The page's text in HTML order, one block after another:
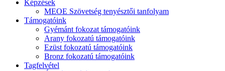
Képzések
MEOE Szövetség tenyésztői tanfolyam
Támogatóink
Gyémánt fokozat támogatóink
Arany fokozatú támogatóink
Ezüst fokozatú támogatóink
Bronz fokozatú támogatóink
Tagfelvétel